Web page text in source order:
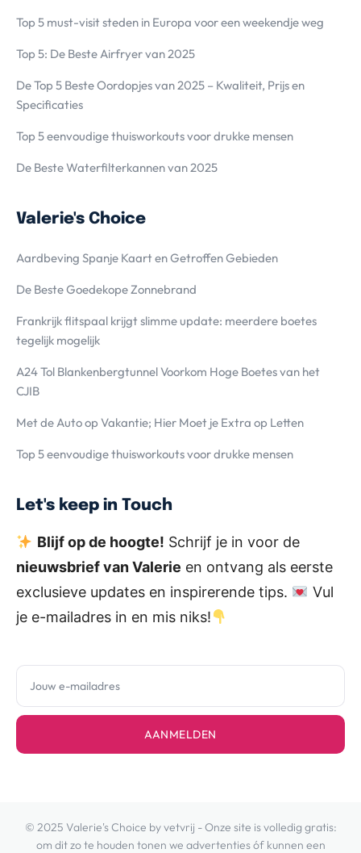
Top 5 must-visit steden in Europa voor een weekendje weg
Top 5: De Beste Airfryer van 2025
De Top 5 Beste Oordopjes van 2025 – Kwaliteit, Prijs en
Specificaties
Top 5 eenvoudige thuisworkouts voor drukke mensen
De Beste Waterfilterkannen van 2025
Valerie's Choice
Aardbeving Spanje Kaart en Getroffen Gebieden
De Beste Goedekope Zonnebrand
Frankrijk flitspaal krijgt slimme update: meerdere boetes
tegelijk mogelijk
A24 Tol Blankenbergtunnel Voorkom Hoge Boetes van het
CJIB
Met de Auto op Vakantie; Hier Moet je Extra op Letten
Top 5 eenvoudige thuisworkouts voor drukke mensen
Let's keep in Touch
Blijf op de hoogte! Schrijf je in voor de
nieuwsbrief van Valerie en ontvang als eerste
exclusieve updates en inspirerende tips.
Vul
je e-mailadres in en mis niks!
AANMELDEN
© 2025 Valerie's Choice by vetvrij - Onze site is volledig gratis:
om dit zo te houden tonen we advertenties óf kunnen een